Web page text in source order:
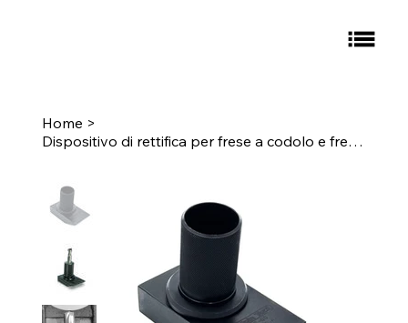
Home >
Dispositivo di rettifica per frese a codolo e frese a manicotto